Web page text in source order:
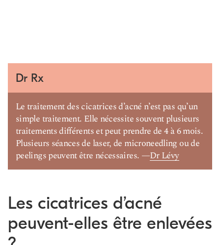
Dr Rx
Le traitement des cicatrices d’acné n’est pas qu’un
simple traitement. Elle nécessite souvent plusieurs
traitements différents et peut prendre de 4 à 6 mois.
Plusieurs séances de laser, de microneedling ou de
peelings peuvent être nécessaires. —Dr Lévy
Les cicatrices d’acné
peuvent-elles être enlevées